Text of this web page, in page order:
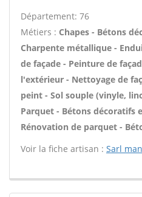
Département: 76
Métiers : Chapes - Bétons
Charpente métallique -
de façade - Peinture de
l'extérieur - Nettoyage de
peint - Sol souple (vinyle,
Parquet - Bétons décoratifs
Rénovation de parquet -
Voir la fiche artisan : Sarl